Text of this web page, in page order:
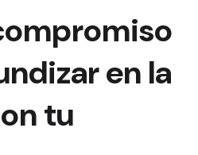
en la
tu